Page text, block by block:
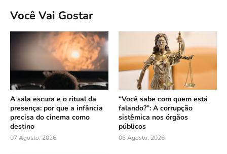
Você Vai Gostar
A sala escura e o ritual da
presença: por que a infância
precisa do cinema como
destino
07 Agosto, 2026
“Você sabe com quem está
falando?”: A corrupção
sistêmica nos órgãos
públicos
06 Agosto, 2026